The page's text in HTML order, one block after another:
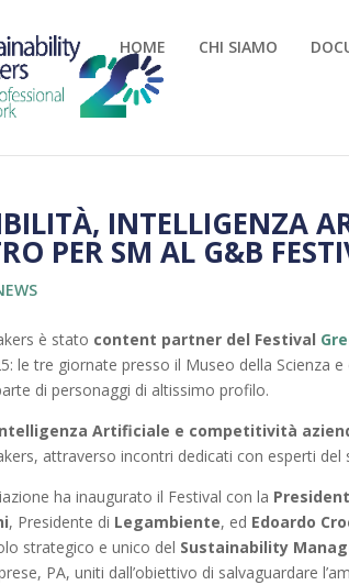
HOME CHI SIAMO
INTELLIGENZA
PER SM AL G&B
è stato content partner del Festival
le tre giornate presso il Museo della
di personaggi di altissimo profilo.
Artificiale e competitività
attraverso incontri dedicati con esperti del
ha inaugurato il Festival con la
, Presidente di Legambiente, ed Edoardo
strategico e unico del Sustainability
PA, uniti dall’obiettivo di salvaguardare